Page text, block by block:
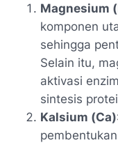
Magnesium
komponen
sehingga
Selain itu,
aktivasi
sintesis
Kalsium (Ca)